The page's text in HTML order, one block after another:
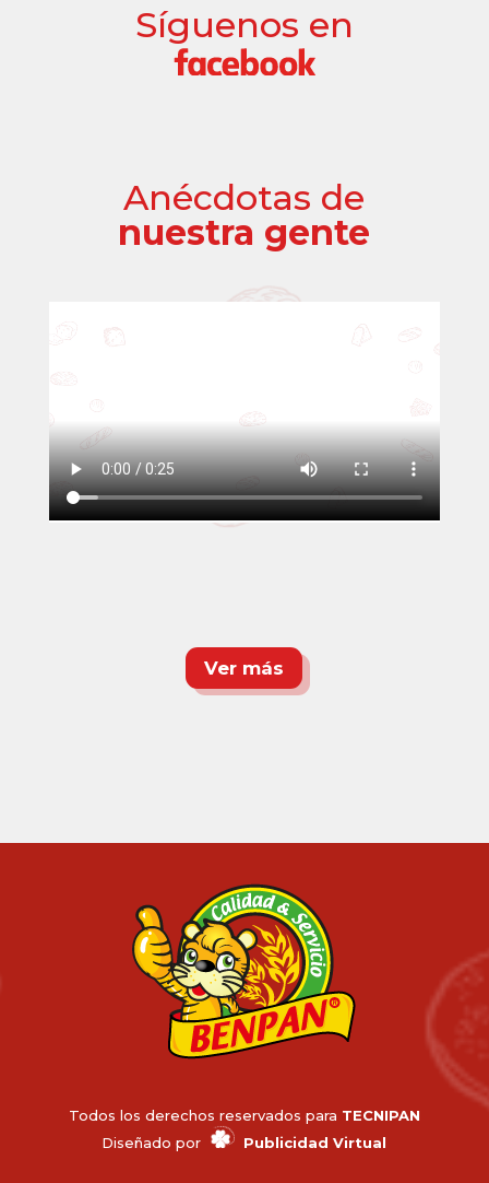
Síguenos en
Anécdotas de
nuestra gente
Ver más
Todos los derechos reservados para TECNIPAN
Diseñado por
Publicidad Virtual